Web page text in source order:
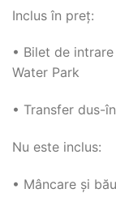
Inclus în preț:
• Bilet de
Water Park
• Transfer dus-
Nu este inclus:
• Mâncare și